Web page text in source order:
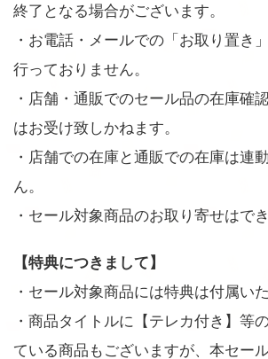
終了となる場合がございます。
・お電話・メールでの「お取り置き
行っておりません。
・店舗・通販でのセール品の在庫確
はお受け致しかねます。
・店舗での在庫と通販での在庫は連
ん。
・セール対象商品のお取り寄せはでき
【特典につきまして】
・セール対象商品には特典は付属い
・商品タイトルに【テレカ付き】等
ている商品もございますが、本セー